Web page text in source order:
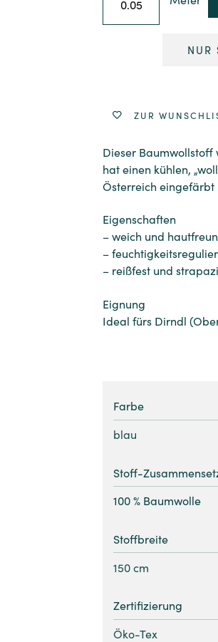
NUR
ZUR
Dieser
hat einen kühlen,
Österreich
Eigenschaften
– weich und
–
– reißfest und
Eignung
Ideal fürs Dirndl
Farbe
blau
Stoff-
100 % Baumwolle
Stoffbreite
150 cm
Zertifizierung
Öko-Tex